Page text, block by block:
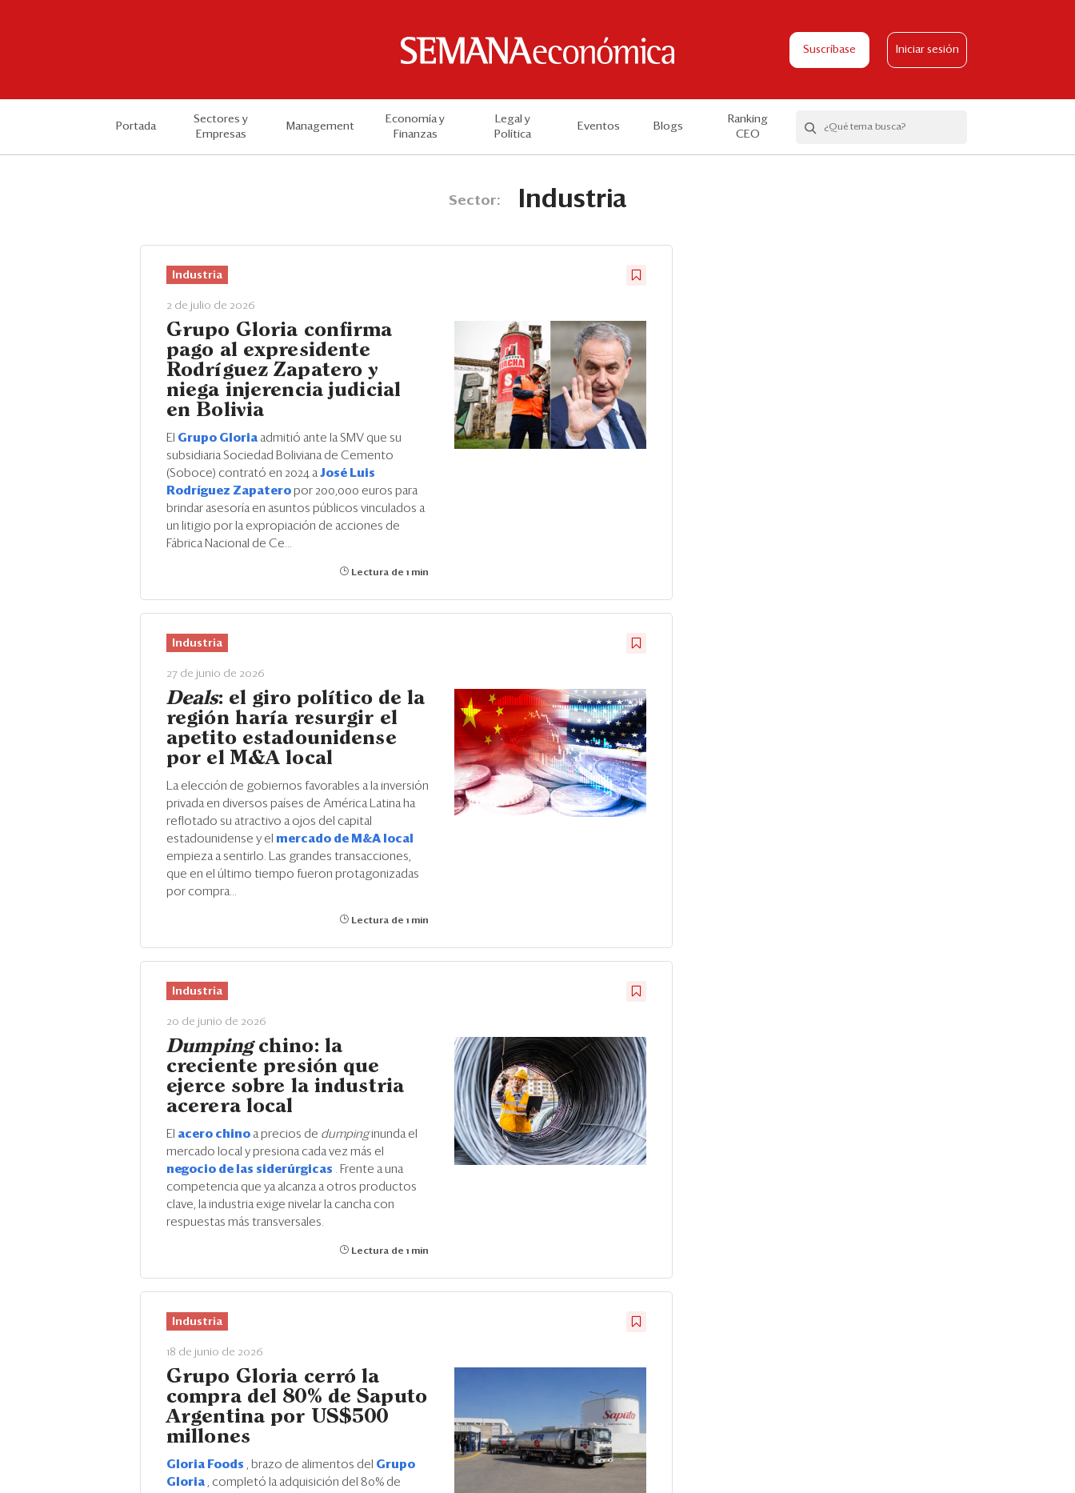
Suscríbase Iniciar sesión
Portada
Sectores y
Empresas
Management
Economía y
Finanzas
Legal y
Política
Eventos Blogs
Ranking
CEO
Sector: Industria
Industria
2 de julio de 2026
Grupo Gloria confirma
pago al expresidente
Rodríguez Zapatero y
niega injerencia judicial
en Bolivia
El Grupo Gloria admitió ante la SMV que su
subsidiaria Sociedad Boliviana de Cemento
(Soboce) contrató en 2024 aJosé Luis
Rodríguez Zapatero por 200,000 euros para
brindar asesoría en asuntos públicos vinculados a
un litigio por la expropiación de acciones de
Fábrica Nacional de Ce...
Lectura de 1 min
Industria
27 de junio de 2026
Deals: el giro político de la
región haría resurgir el
apetito estadounidense
por el M&A local
La elección de gobiernos favorables a la inversión
privada en diversos países de América Latina ha
reflotado su atractivo a ojos del capital
estadounidense y el mercado de M&A local
empieza a sentirlo. Las grandes transacciones,
que en el último tiempo fueron protagonizadas
por compra...
Lectura de 1 min
Industria
20 de junio de 2026
Dumpingchino: la
creciente presión que
ejerce sobre la industria
acerera local
El acero chino a precios de dumpinginunda el
mercado local y presiona cada vez más el
negocio de las siderúrgicas . Frente a una
competencia que ya alcanza a otros productos
clave, la industria exige nivelar la cancha con
respuestas más transversales.
Lectura de 1 min
Industria
18 de junio de 2026
Grupo Gloria cerró la
compra del 80% de Saputo
Argentina por US$500
millones
Gloria Foods , brazo de alimentos del Grupo
Gloria , completó la adquisición del 80% de